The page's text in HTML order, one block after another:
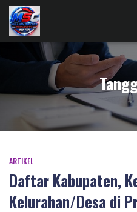
ARTIKEL
Daftar Kabupaten,
Kelurahan/Desa di